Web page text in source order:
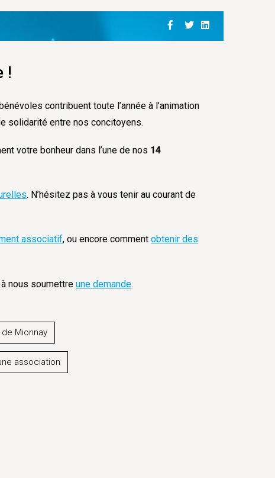
!
contribuent toute l’année à l’animation
solidarité entre nos concitoyens.
votre bonheur dans l’une de nos 14
. N’hésitez pas à vous tenir au courant de
associatif, ou encore commentobtenir des
à nous soumettreune demande.
Mionnay
association